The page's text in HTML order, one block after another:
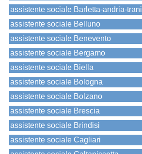
assistente sociale Barletta-andria-trani
assistente sociale Belluno
assistente sociale Benevento
assistente sociale Bergamo
assistente sociale Biella
assistente sociale Bologna
assistente sociale Bolzano
assistente sociale Brescia
assistente sociale Brindisi
assistente sociale Cagliari